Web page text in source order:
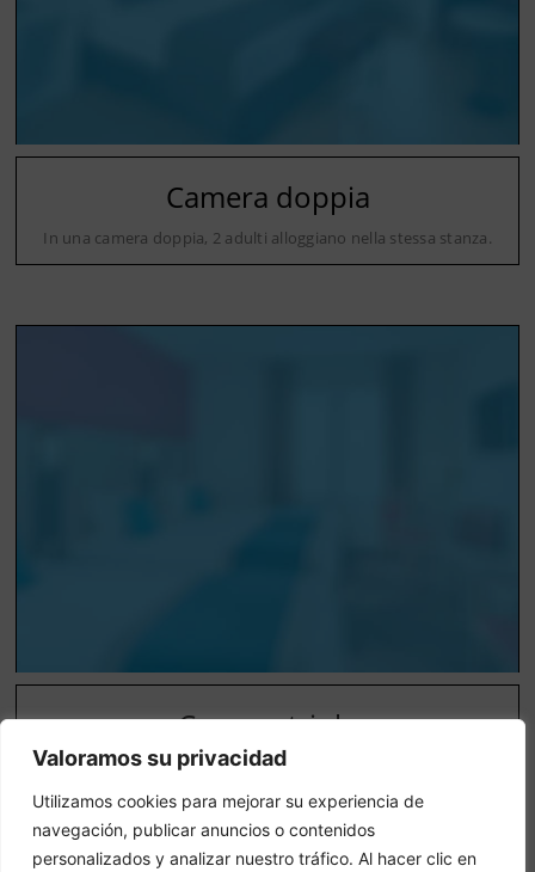
Valoramos su privacidad
Utilizamos cookies para mejorar su experiencia de
navegación, publicar anuncios o contenidos
personalizados y analizar nuestro tráfico. Al hacer clic en
Camera doppia
In una camera doppia, 2 adulti alloggiano nella stessa stanza.
Camera tripla
In una camera tripla, 3 adulti alloggiano nella stessa stanza